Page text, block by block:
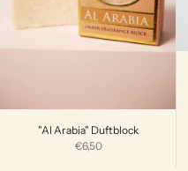
"Al Arabia" Duftblock
Angebot
€6,50